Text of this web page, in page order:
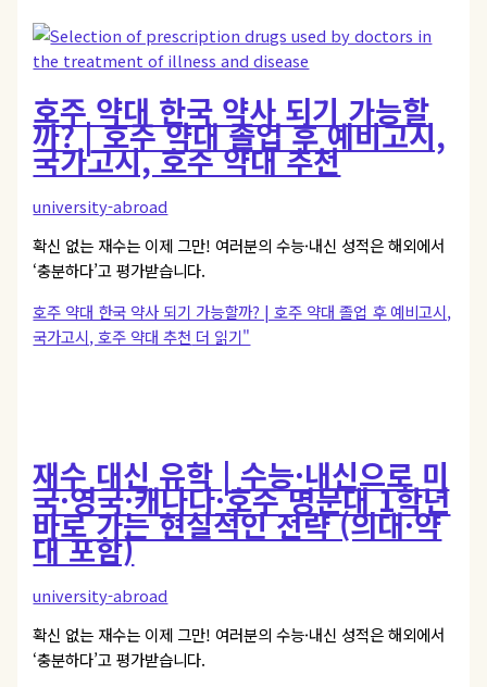
호주 약대 한국 약사 되기 가능할
까? | 호주 약대 졸업 후 예비고시,
국가고시, 호주 약대 추천
university-abroad
확신 없는 재수는 이제 그만! 여러분의 수능·내신 성적은 해외에서
‘충분하다’고 평가받습니다.
호주 약대 한국 약사 되기 가능할까? | 호주 약대 졸업 후 예비고시,
국가고시, 호주 약대 추천 더 읽기"
재수 대신 유학 | 수능·내신으로 미
국·영국·캐나다·호주 명문대 1학년
바로 가는 현실적인 전략 (의대·약
대 포함)
university-abroad
확신 없는 재수는 이제 그만! 여러분의 수능·내신 성적은 해외에서
‘충분하다’고 평가받습니다.